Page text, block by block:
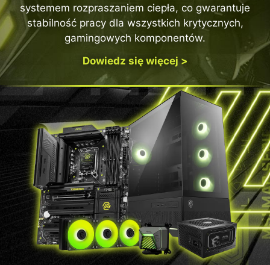
systemem rozpraszaniem ciepła, co gwarantuje
stabilność pracy dla wszystkich krytycznych,
gamingowych komponentów.
Dowiedz się więcej >